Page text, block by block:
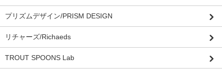
プリズムデザイン/PRISM DESIGN
リチャーズ/Richaeds
TROUT SPOONS Lab